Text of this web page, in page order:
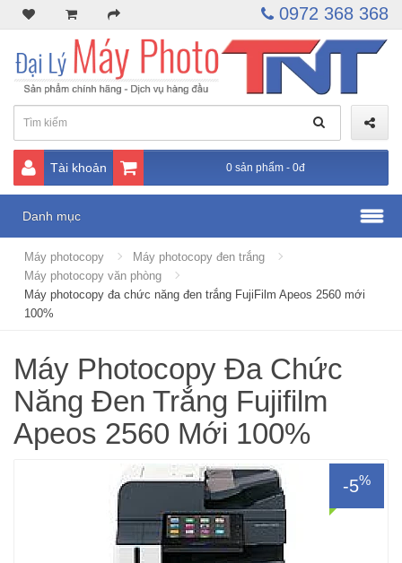
0972 368 368
Tài khoản 0 sản phẩm - 0đ
Danh mục
Máy photocopy
Máy photocopy đen trắng
Máy photocopy văn phòng
Máy photocopy đa chức năng đen trắng FujiFilm Apeos 2560 mới
100%
Máy Photocopy Đa Chức
Năng Đen Trắng Fujifilm
Apeos 2560 Mới 100%
-5%